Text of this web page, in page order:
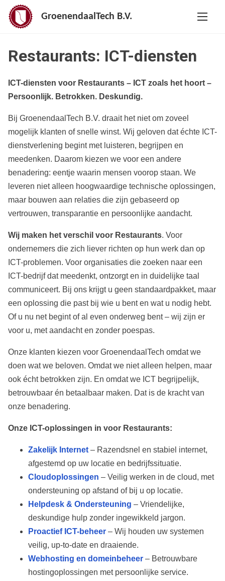
GroenendaalTech B.V.
Restaurants: ICT-diensten
ICT-diensten voor Restaurants – ICT zoals het hoort –
Persoonlijk. Betrokken. Deskundig.
Bij GroenendaalTech B.V. draait het niet om zoveel
mogelijk klanten of snelle winst. Wij geloven dat échte ICT-
dienstverlening begint met luisteren, begrijpen en
meedenken. Daarom kiezen we voor een andere
benadering: eentje waarin mensen voorop staan. We
leveren niet alleen hoogwaardige technische oplossingen,
maar bouwen aan relaties die zijn gebaseerd op
vertrouwen, transparantie en persoonlijke aandacht.
Wij maken het verschil voor Restaurants. Voor
ondernemers die zich liever richten op hun werk dan op
ICT-problemen. Voor organisaties die zoeken naar een
ICT-bedrijf dat meedenkt, ontzorgt en in duidelijke taal
communiceert. Bij ons krijgt u geen standaardpakket, maar
een oplossing die past bij wie u bent en wat u nodig hebt.
Of u nu net begint of al even onderweg bent – wij zijn er
voor u, met aandacht en zonder poespas.
Onze klanten kiezen voor GroenendaalTech omdat we
doen wat we beloven. Omdat we niet alleen helpen, maar
ook écht betrokken zijn. En omdat we ICT begrijpelijk,
betrouwbaar én betaalbaar maken. Dat is de kracht van
onze benadering.
Onze ICT-oplossingen in voor Restaurants:
Zakelijk Internet – Razendsnel en stabiel internet,
afgestemd op uw locatie en bedrijfssituatie.
Cloudoplossingen – Veilig werken in de cloud, met
ondersteuning op afstand of bij u op locatie.
Helpdesk & Ondersteuning – Vriendelijke,
deskundige hulp zonder ingewikkeld jargon.
Proactief ICT-beheer – Wij houden uw systemen
veilig, up-to-date en draaiende.
Webhosting en domeinbeheer – Betrouwbare
hostingoplossingen met persoonlijke service.